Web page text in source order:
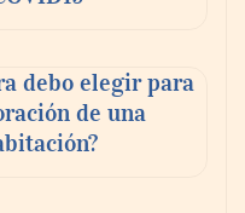
debo elegir para
de una